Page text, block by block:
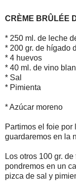
CRÈME BRÛLÉE
* 250 ml. de leche
* 200 gr. de hígado
* 4 huevos
* 40 ml. de vino
* Sal
* Pimienta
* Azúcar moreno
Partimos el foie por
guardaremos en la
Los otros 100 gr.
pondremos en un
pizca de sal y